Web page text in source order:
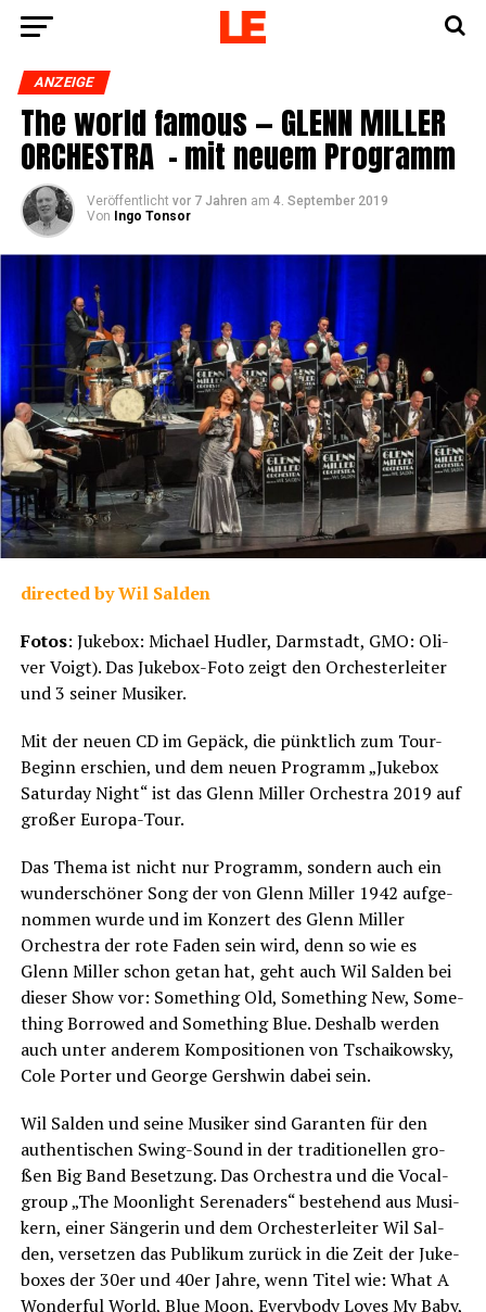
ANZEIGE
The world famous — GLENN MILLER
ORCHESTRA – mit neu­em Programm
Veröffentlicht vor 7 Jahren am 4. September 2019
Von
Ingo Tonsor
direc­ted by Wil Salden
Fotos: Juke­box: Micha­el Hud­ler, Darm­stadt, GMO: Oli­
ver Voigt). Das Juke­box-Foto zeigt den Orches­ter­lei­ter
und 3 sei­ner Musiker.
Mit der neu­en CD im Gepäck, die pünkt­lich zum Tour-
Beginn erschien, und dem neu­en Pro­gramm „Juke­box
Satur­day Night“ ist das Glenn Mil­ler Orches­tra 2019 auf
gro­ßer Europa-Tour.
Das The­ma ist nicht nur Pro­gramm, son­dern auch ein
wun­der­schö­ner Song der von Glenn Mil­ler 1942 auf­ge­
nom­men wur­de und im Kon­zert des Glenn Mil­ler
Orches­tra der rote Faden sein wird, denn so wie es
Glenn Mil­ler schon getan hat, geht auch Wil Sal­den bei
die­ser Show vor: Some­thing Old, Some­thing New, Some­
thing Bor­ro­wed and Some­thing Blue. Des­halb wer­den
auch unter ande­rem Kom­po­si­tio­nen von Tschai­kow­sky,
Cole Por­ter und Geor­ge Gershwin dabei sein.
Wil Sal­den und sei­ne Musi­ker sind Garan­ten für den
authen­ti­schen Swing-Sound in der tra­di­tio­nel­len gro­
ßen Big Band Beset­zung. Das Orches­tra und die Vocal­
group „The Moon­light Sere­naders“ bestehend aus Musi­
kern, einer Sän­ge­rin und dem Orches­ter­lei­ter Wil Sal­
den, ver­set­zen das Publi­kum zurück in die Zeit der Juke­
bo­xes der 30er und 40er Jah­re, wenn Titel wie: What A
Won­derful World, Blue Moon, Ever­y­bo­dy Loves My Baby,